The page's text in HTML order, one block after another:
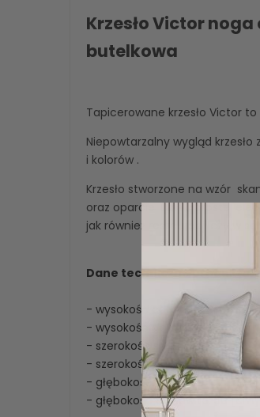
Krzesło Victor
butelkowa
Tapicerowane krzesło Victor
Niepowtarzalny wygląd
i kolorów .
Krzesło stworzone na wzór
oraz oparcie. Dzięki prostej
jak również restauracji czy w
Dane techniczne produktu:
- wysokość całkowita krzesła:
- wysokość siedziska: 49 [cm]
- szerokość siedziska: 50 [cm]
- szerokość całkowita: 50 [cm]
- głębokość siedziska: 47 [cm]
- głębokość całkowita: 50 [cm]